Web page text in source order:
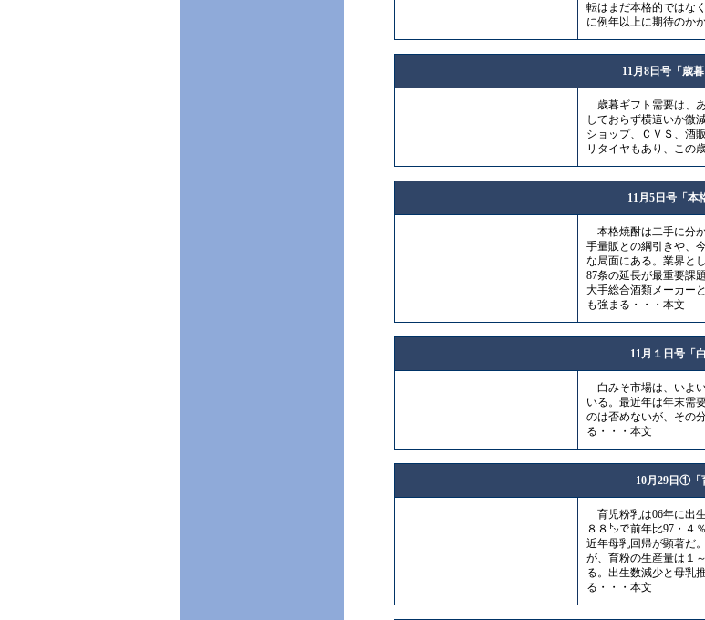
転はまだ本格的ではな
に例年以上に期待のか
11月8日号「歳
歳暮ギフト需要は、
しておらず横這いか微
ショップ、ＣＶＳ、酒
リタイヤもあり、この
11月5日号「本
本格焼酎は二手に分
手量販との綱引きや、
な局面にある。業界と
87条の延長が最重要課
大手総合酒類メーカー
も強まる・・・本文
11月１日号「
白みそ市場は、いよ
いる。最近年は年末需
のは否めないが、その
る・・・本文
10月29日①「
育児粉乳は06年に出
８８㌧で前年比97・４
近年母乳回帰が顕著だ
が、育粉の生産量は１
る。出生数減少と母乳
る・・・本文